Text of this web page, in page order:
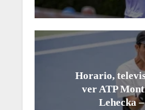
Horario,
ver ATP
Lehecka